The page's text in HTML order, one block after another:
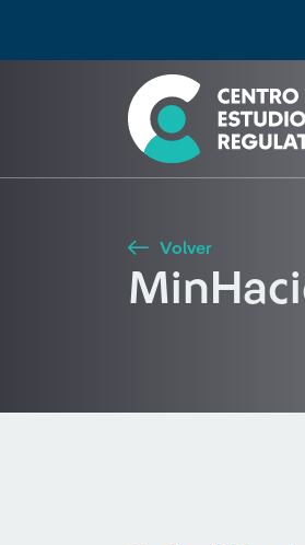
Seleccione país
Buscar
Volver